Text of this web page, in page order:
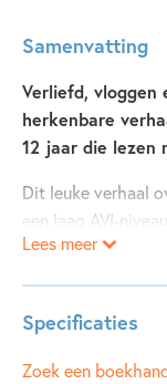
Samenvatting
Verliefd, vloggen
herkenbare
12 jaar die lezen
Dit leuke verhaal
een laag AVI-
is bedoeld voor
die lezen moeilijk
met
Lees meer
Specificaties
Leeftijdsindicatie:
Zoek een